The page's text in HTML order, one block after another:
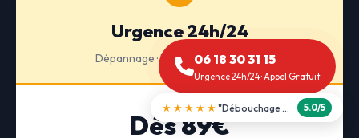
Urgence 24h/24
Dépannage · Intervention express
Dès 89€
06 18 30 31 15
Urgence 24h/24 · Appel Gratuit
★★★★★ "Débouchage WC en 30 min" 5.0/5